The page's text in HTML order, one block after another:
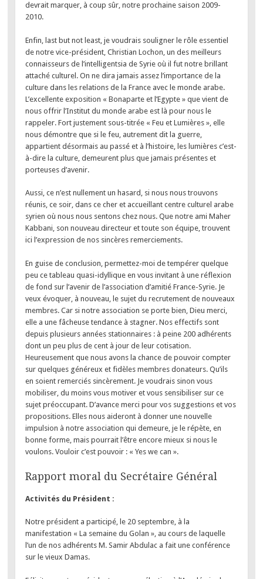
devrait marquer, à coup sûr, notre prochaine saison 2009-
2010.
Enfin, last but not least, je voudrais souligner le rôle essentiel
de notre vice-président, Christian Lochon, un des meilleurs
connaisseurs de l’intelligentsia de Syrie où il fut notre brillant
attaché culturel. On ne dira jamais assez l’importance de la
culture dans les relations de la France avec le monde arabe.
L’excellente exposition « Bonaparte et l’Egypte » que vient de
nous offrir l’Institut du monde arabe est là pour nous le
rappeler. Fort justement sous-titrée « Feu et Lumières », elle
nous démontre que si le feu, autrement dit la guerre,
appartient désormais au passé et à l’histoire, les lumières c’est-
à-dire la culture, demeurent plus que jamais présentes et
porteuses d’avenir.
Aussi, ce n’est nullement un hasard, si nous nous trouvons
réunis, ce soir, dans ce cher et accueillant centre culturel arabe
syrien où nous nous sentons chez nous. Que notre ami Maher
Kabbani, son nouveau directeur et toute son équipe, trouvent
ici l’expression de nos sincères remerciements.
En guise de conclusion, permettez-moi de tempérer quelque
peu ce tableau quasi-idyllique en vous invitant à une réflexion
de fond sur l’avenir de l’association d’amitié France-Syrie. Je
veux évoquer, à nouveau, le sujet du recrutement de nouveaux
membres. Car si notre association se porte bien, Dieu merci,
elle a une fâcheuse tendance à stagner. Nos effectifs sont
depuis plusieurs années stationnaires : à peine 200 adhérents
dont un peu plus de cent à jour de leur cotisation.
Heureusement que nous avons la chance de pouvoir compter
sur quelques généreux et fidèles membres donateurs. Qu’ils
en soient remerciés sincèrement. Je voudrais sinon vous
mobiliser, du moins vous motiver et vous sensibiliser sur ce
sujet préoccupant. D’avance merci pour vos suggestions et vos
propositions. Elles nous aideront à donner une nouvelle
impulsion à notre association qui demeure, je le répète, en
bonne forme, mais pourrait l’être encore mieux si nous le
voulons. Vouloir c’est pouvoir : « Yes we can ».
Rapport moral du Secrétaire Général
Activités du Président :
Notre président a participé, le 20 septembre, à la
manifestation « La semaine du Golan », au cours de laquelle
l’un de nos adhérents M. Samir Abdulac a fait une conférence
sur le vieux Damas.